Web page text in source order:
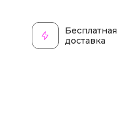
Бесплатная
доставка